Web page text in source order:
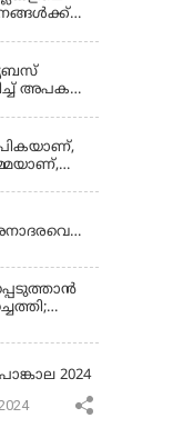
അപകടം:
ഗുരുതര
2024